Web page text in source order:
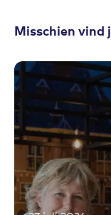
Misschien